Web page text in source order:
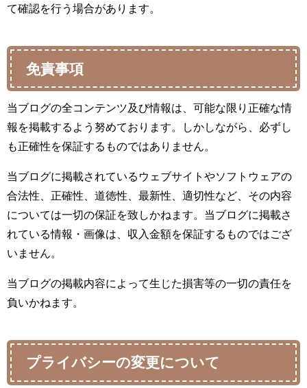
て確認を行う場合があります。
免責事項
当ブログの全コンテンツ及び情報は、可能な限り正確な情
報を掲載するよう努めております。しかしながら、必ずし
も正確性を保証するものではありません。
当ブログに掲載されているウェブサイトやソフトウェアの
合法性、正確性、道徳性、最新性、適切性など、その内容
については一切の保証を致しかねます。当ブログに掲載さ
れている情報・画像は、収入金額を保証するものではござ
いません。
当ブログの掲載内容によって生じた損害等の一切の責任を
負いかねます。
プライバシーの変更について